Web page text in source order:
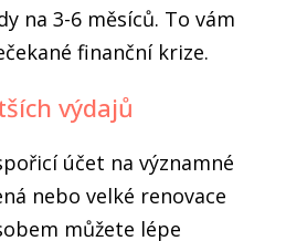
na 3-6 měsíců. To vám
finanční krize.
výdajů
účet na významné
nebo velké renovace
můžete lépe